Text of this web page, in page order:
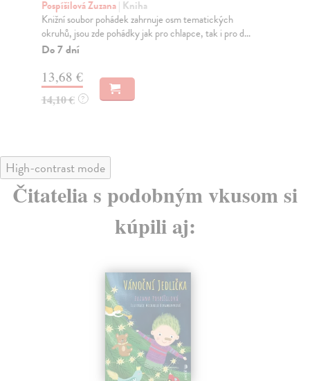
Pospíšilová Zuzana| Kniha
Knižní soubor pohádek zahrnuje osm tematických
okruhů, jsou zde pohádky jak pro chlapce, tak i pro d...
Do 7 dní
13,68 €
14,10 € ?
High-contrast mode
Čitatelia s podobným vkusom si
kúpili aj: